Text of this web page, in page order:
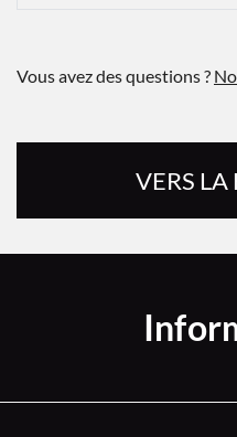
Vous avez des questions ?
VERS